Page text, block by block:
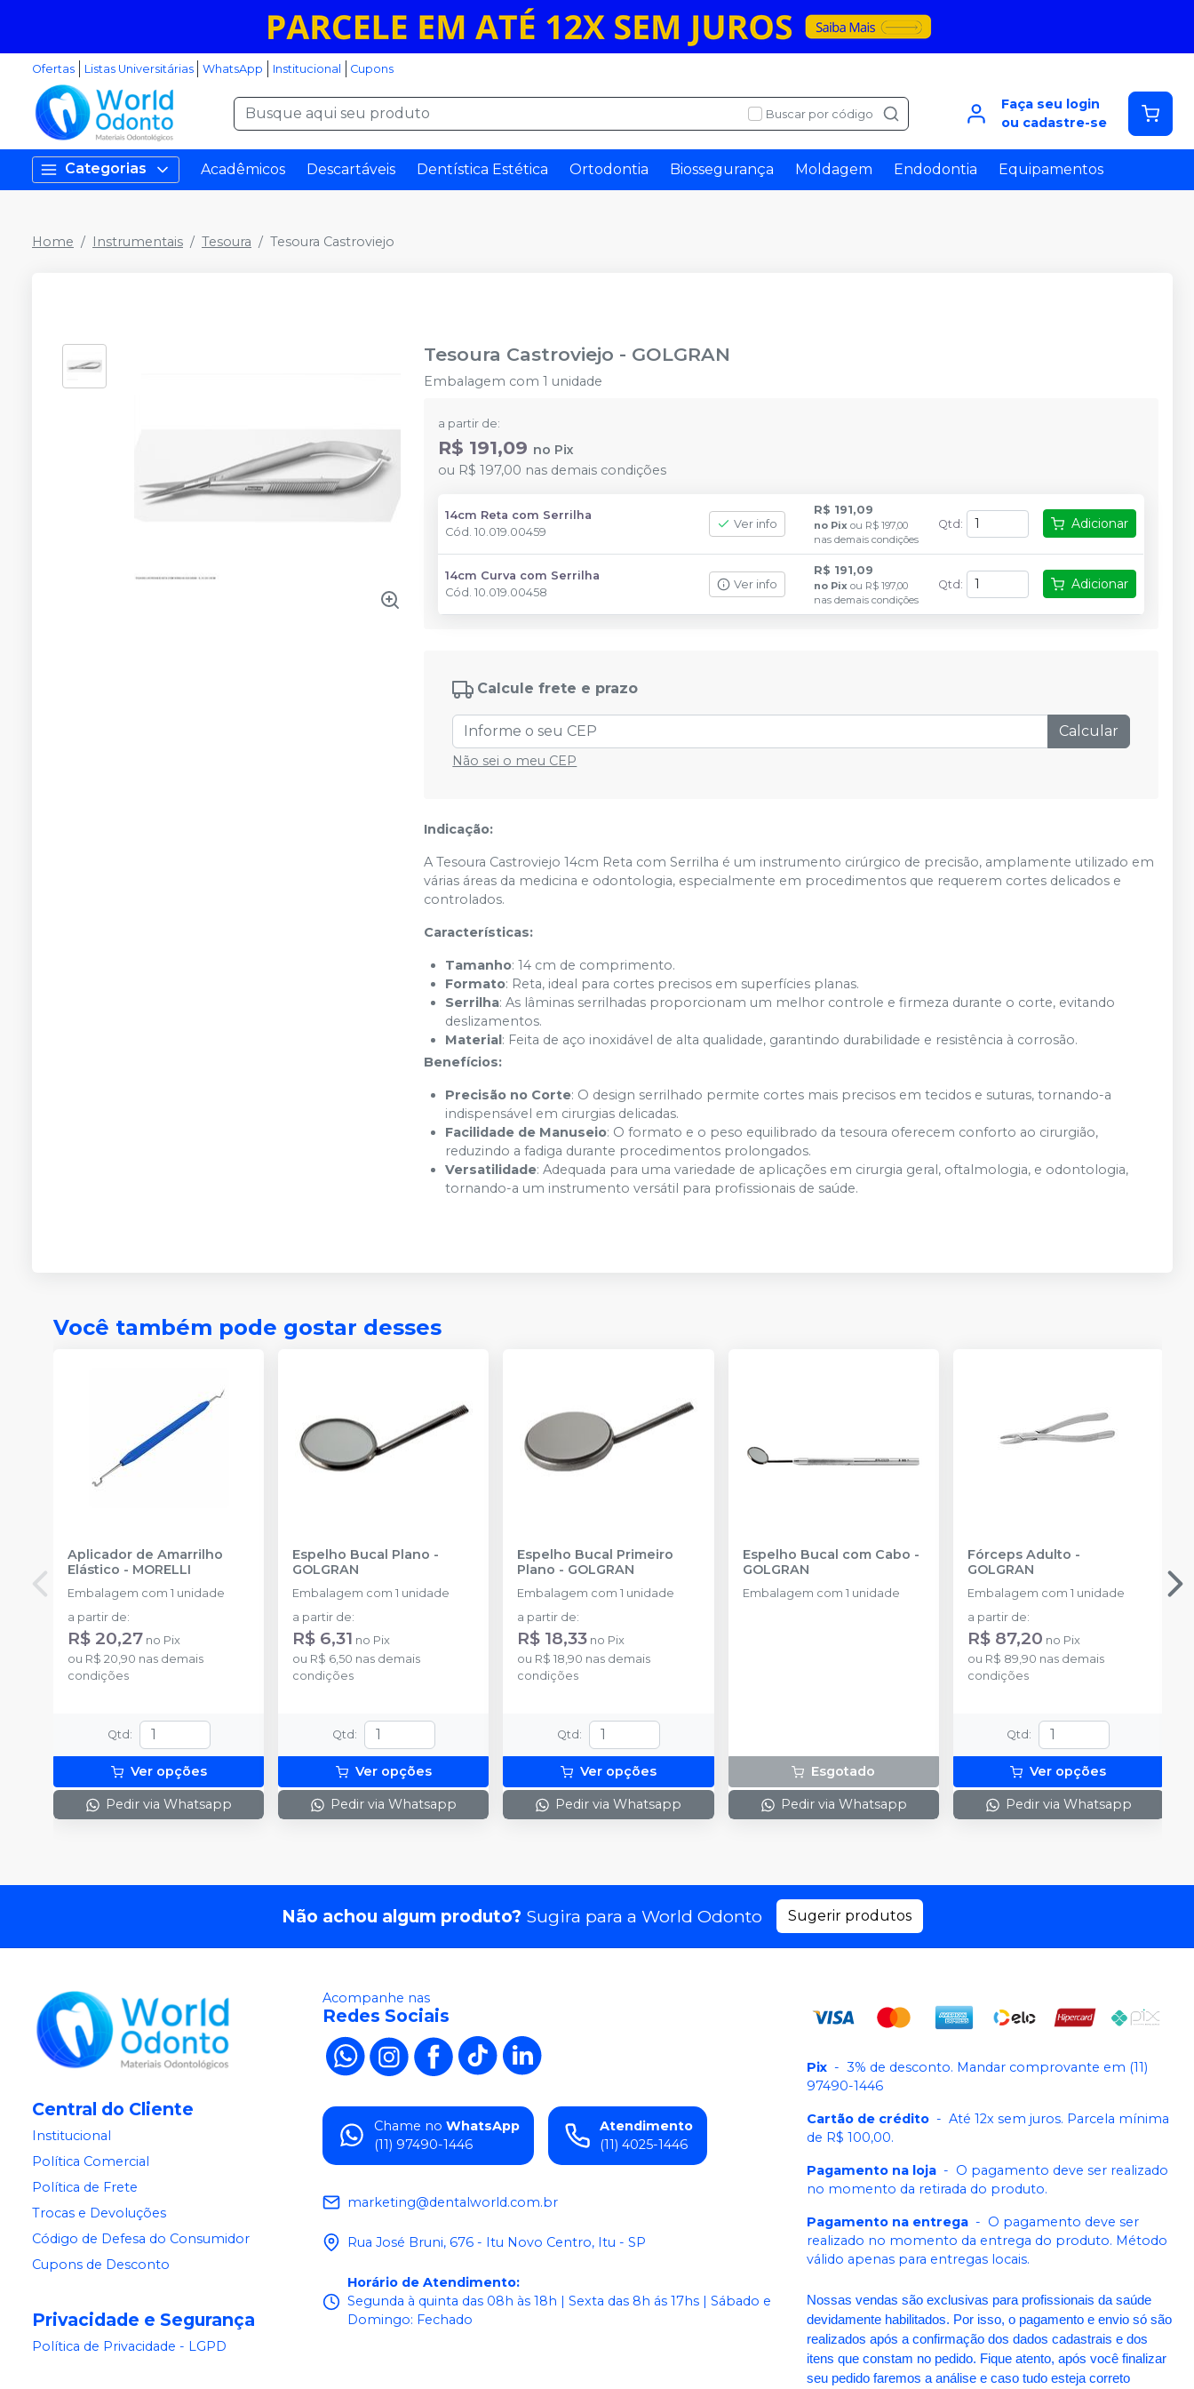
Ofertas Listas Universitárias WhatsApp Institucional Cupons
Buscar por código
Faça seu login
ou cadastre-se
Categorias Acadêmicos Descartáveis Dentística Estética Ortodontia Biossegurança Moldagem Endodontia Equipamentos
Home Instrumentais Tesoura Tesoura Castroviejo
Tesoura Castroviejo - GOLGRAN
Embalagem com 1 unidade
a partir de:
R$ 191,09 no Pix
ou R$ 197,00 nas demais condições
14cm Reta com Serrilha
Cód.10.019.00459
Ver info
R$ 191,09
no Pix ou R$ 197,00
nas demais condições
Qtd : Adicionar
14cm Curva com Serrilha
Cód.10.019.00458
Ver info
R$ 191,09
no Pix ou R$ 197,00
nas demais condições
Qtd : Adicionar
Calcule frete e prazo
Calcular
Não sei o meu CEP
Indicação:
A Tesoura Castroviejo 14cm Reta com Serrilha é um instrumento cirúrgico de precisão, amplamente utilizado em
várias áreas da medicina e odontologia, especialmente em procedimentos que requerem cortes delicados e
controlados.
Características:
Tamanho: 14 cm de comprimento.
Formato: Reta, ideal para cortes precisos em superfícies planas.
Serrilha: As lâminas serrilhadas proporcionam um melhor controle e firmeza durante o corte, evitando
deslizamentos.
Material: Feita de aço inoxidável de alta qualidade, garantindo durabilidade e resistência à corrosão.
Benefícios:
Precisão no Corte: O design serrilhado permite cortes mais precisos em tecidos e suturas, tornando-a
indispensável em cirurgias delicadas.
Facilidade de Manuseio: O formato e o peso equilibrado da tesoura oferecem conforto ao cirurgião,
reduzindo a fadiga durante procedimentos prolongados.
Versatilidade: Adequada para uma variedade de aplicações em cirurgia geral, oftalmologia, e odontologia,
tornando-a um instrumento versátil para profissionais de saúde.
Você também pode gostar desses
Aplicador de Amarrilho
Elástico - MORELLI
Embalagem com 1 unidade
a partir de:
R$ 20,27 no Pix
ou R$ 20,90 nas demais
condições
Qtd :
Ver opções
Pedir via Whatsapp
Espelho Bucal Plano -
GOLGRAN
Embalagem com 1 unidade
a partir de:
R$ 6,31 no Pix
ou R$ 6,50 nas demais
condições
Qtd :
Ver opções
Pedir via Whatsapp
Espelho Bucal Primeiro
Plano - GOLGRAN
Embalagem com 1 unidade
a partir de:
R$ 18,33 no Pix
ou R$ 18,90 nas demais
condições
Qtd :
Ver opções
Pedir via Whatsapp
Espelho Bucal com Cabo -
GOLGRAN
Embalagem com 1 unidade
Esgotado
Pedir via Whatsapp
Fórceps Adulto -
GOLGRAN
Embalagem com 1 unidade
a partir de:
R$ 87,20 no Pix
ou R$ 89,90 nas demais
condições
Qtd :
Ver opções
Pedir via Whatsapp
Não achou algum produto? Sugira para a World Odonto Sugerir produtos
Central do Cliente
Institucional
Política Comercial
Política de Frete
Trocas e Devoluções
Código de Defesa do Consumidor
Cupons de Desconto
Privacidade e Segurança
Política de Privacidade - LGPD
Acompanhe nas
Redes Sociais
Chame no WhatsApp
(11) 97490-1446
Atendimento
(11) 4025-1446
marketing@dentalworld.com.br
Rua José Bruni, 676 - Itu Novo Centro, Itu - SP
Horário de Atendimento:
Segunda à quinta das 08h às 18h | Sexta das 8h ás 17hs | Sábado e
Domingo: Fechado
Pix - 3% de desconto. Mandar comprovante em (11)
97490-1446
Cartão de crédito - Até 12x sem juros. Parcela mínima
de R$ 100,00.
Pagamento na loja - O pagamento deve ser realizado
no momento da retirada do produto.
Pagamento na entrega - O pagamento deve ser
realizado no momento da entrega do produto. Método
válido apenas para entregas locais.
Nossas vendas são exclusivas para profissionais da saúde
devidamente habilitados. Por isso, o pagamento e envio só são
realizados após a confirmação dos dados cadastrais e dos
itens que constam no pedido. Fique atento, após você finalizar
seu pedido faremos a análise e caso tudo esteja correto